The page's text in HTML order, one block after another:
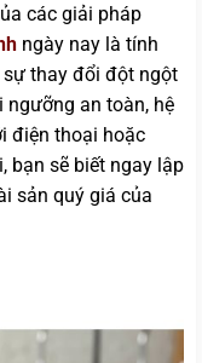
các giải pháp
ngày nay là tính
thay đổi đột ngột
an toàn, hệ
điện thoại hoặc
bạn sẽ biết ngay lập
sản quý giá của